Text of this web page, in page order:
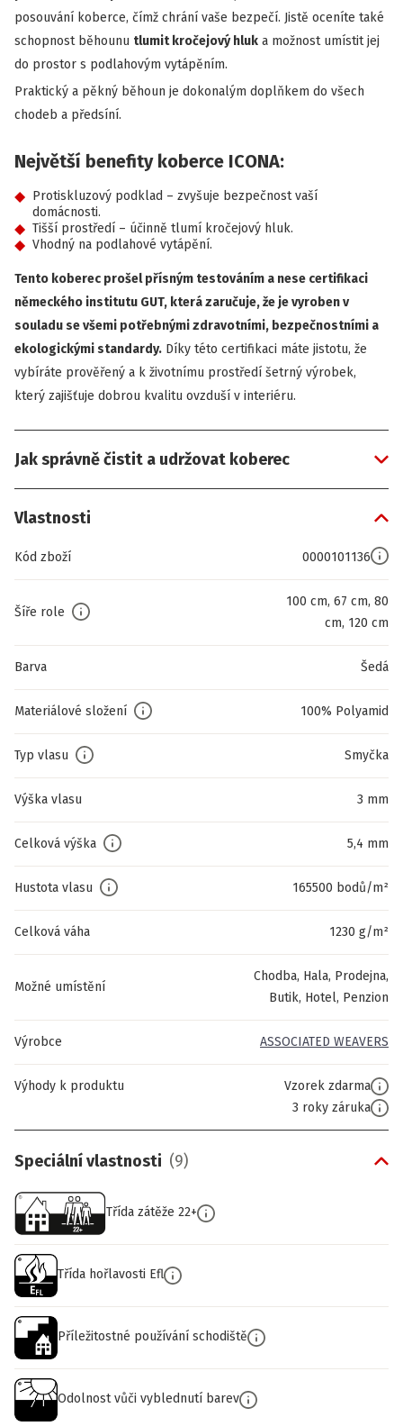
posouvání koberce, čímž chrání vaše bezpečí. Jistě oceníte také
schopnost běhounu tlumit kročejový hluk a možnost umístit jej
do prostor s podlahovým vytápěním.
Praktický a pěkný běhoun je dokonalým doplňkem do všech
chodeb a předsíní.
Největší benefity koberce ICONA:
Protiskluzový podklad – zvyšuje bezpečnost vaší
domácnosti.
Tišší prostředí – účinně tlumí kročejový hluk.
Vhodný na podlahové vytápění.
Tento koberec prošel přísným testováním a nese certifikaci
německého institutu GUT, která zaručuje, že je vyroben v
souladu se všemi potřebnými zdravotními, bezpečnostními a
ekologickými standardy. Díky této certifikaci máte jistotu, že
vybíráte prověřený a k životnímu prostředí šetrný výrobek,
který zajišťuje dobrou kvalitu ovzduší v interiéru.
Jak správně čistit a udržovat koberec
Vlastnosti
Kód zboží 0000101136
Šíře role
100 cm, 67 cm, 80
cm, 120 cm
Barva Šedá
Materiálové složení 100% Polyamid
Typ vlasu Smyčka
Výška vlasu 3 mm
Celková výška 5,4 mm
Hustota vlasu 165500 bodů/m²
Celková váha 1230 g/m²
Možné umístění
Chodba, Hala, Prodejna,
Butik, Hotel, Penzion
Výrobce ASSOCIATED WEAVERS
Výhody k produktu
Vzorek zdarma
3 roky záruka
Speciální vlastnosti (9)
Třída zátěže 22+
Třída hořlavosti Efl
Příležitostné používání schodiště
Odolnost vůči vyblednutí barev